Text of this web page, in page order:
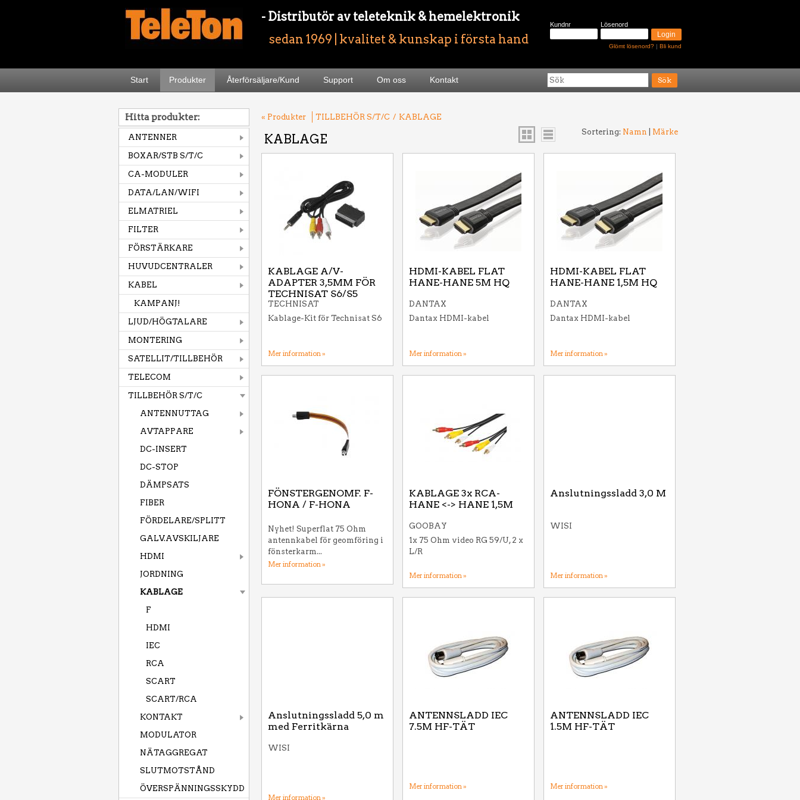
- Distributör av teleteknik & hemelektronik
sedan 1969 | kvalitet & kunskap i första hand
Kundnr Lösenord
Glömt lösenord? | Bli kund
Start Produkter Återförsäljare/Kund Support Om oss Kontakt
Hitta produkter:
ANTENNER
BOXAR/STB S/T/C
CA-MODULER
DATA/LAN/WIFI
ELMATRIEL
FILTER
FÖRSTÄRKARE
HUVUDCENTRALER
KABEL
KAMPANJ!
LJUD/HÖGTALARE
MONTERING
SATELLIT/TILLBEHÖR
TELECOM
TILLBEHÖR S/T/C
ANTENNUTTAG
AVTAPPARE
DC-INSERT
DC-STOP
DÄMPSATS
FIBER
FÖRDELARE/SPLITT
GALV.AVSKILJARE
HDMI
JORDNING
KABLAGE
F
HDMI
IEC
RCA
SCART
SCART/RCA
KONTAKT
MODULATOR
NÄTAGGREGAT
SLUTMOTSTÅND
ÖVERSPÄNNINGSSKYDD
« Produkter TILLBEHÖR S/T/C / KABLAGE
KABLAGE
Sortering: Namn Märke
KABLAGE A/V-
ADAPTER 3,5MM FÖR
TECHNISAT S6/S5
TECHNISAT
Kablage-Kit för Technisat S6
Mer information »
HDMI-KABEL FLAT
HANE-HANE 5M HQ
DANTAX
Dantax HDMI-kabel
Mer information »
HDMI-KABEL FLAT
HANE-HANE 1,5M HQ
DANTAX
Dantax HDMI-kabel
Mer information »
FÖNSTERGENOMF. F-
HONA / F-HONA
Nyhet! Superflat 75 Ohm
antennkabel för geomföring i
fönsterkarm...
Mer information »
KABLAGE 3x RCA-
HANE <-> HANE 1,5M
GOOBAY
1x 75 Ohm video RG 59/U, 2 x
L/R
Mer information »
Anslutningssladd 3,0 M
WISI
Mer information »
Anslutningssladd 5,0 m
med Ferritkärna
WISI
Mer information »
ANTENNSLADD IEC
7.5M HF-TÄT
Mer information »
ANTENNSLADD IEC
1.5M HF-TÄT
Mer information »